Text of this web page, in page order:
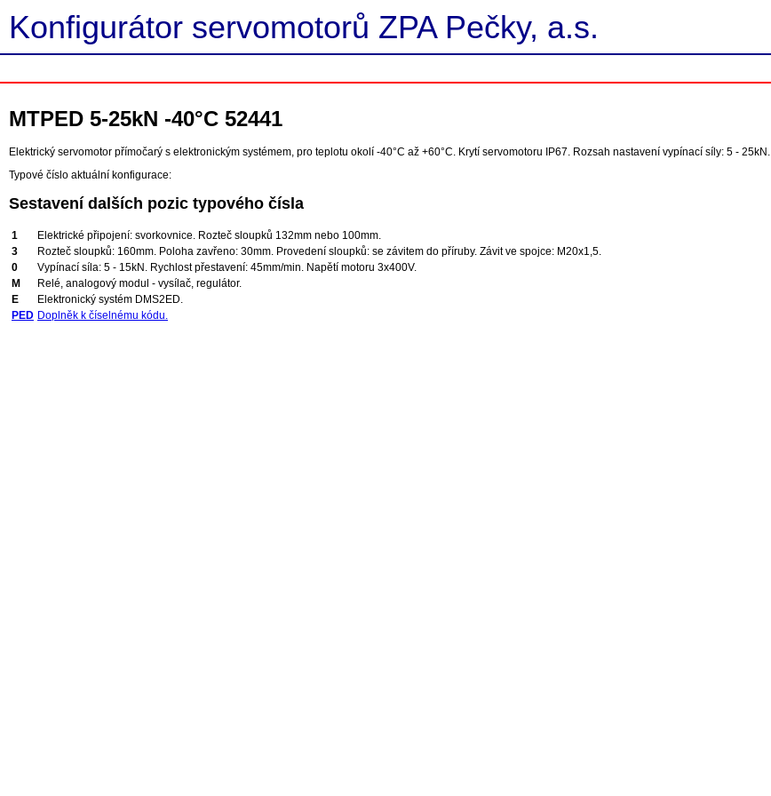
Konfigurátor servomotorů ZPA Pečky, a.s.
MTPED 5-25kN -40°C 52441
Elektrický servomotor přímočarý s elektronickým systémem, pro teplotu okolí -40°C až +60°C. Krytí servomotoru IP67. Rozsah nastavení vypínací síly: 5 - 25kN.
Typové číslo aktuální konfigurace:
Sestavení dalších pozic typového čísla
1
Elektrické připojení: svorkovnice. Rozteč sloupků 132mm nebo 100mm.
3
Rozteč sloupků: 160mm. Poloha zavřeno: 30mm. Provedení sloupků: se závitem do příruby. Závit ve spojce: M20x1,5.
0
Vypínací síla: 5 - 15kN. Rychlost přestavení: 45mm/min. Napětí motoru 3x400V.
M
Relé, analogový modul - vysílač, regulátor.
E
Elektronický systém DMS2ED.
PED Doplněk k číselnému kódu.